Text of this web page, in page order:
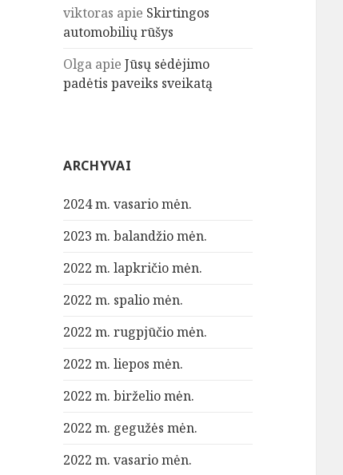
viktoras apie Skirtingos
automobilių rūšys
Olga apieJūsų sėdėjimo
padėtis paveiks sveikatą
ARCHYVAI
2024 m. vasario mėn.
2023 m. balandžio mėn.
2022 m. lapkričio mėn.
2022 m. spalio mėn.
2022 m. rugpjūčio mėn.
2022 m. liepos mėn.
2022 m. birželio mėn.
2022 m. gegužės mėn.
2022 m. vasario mėn.